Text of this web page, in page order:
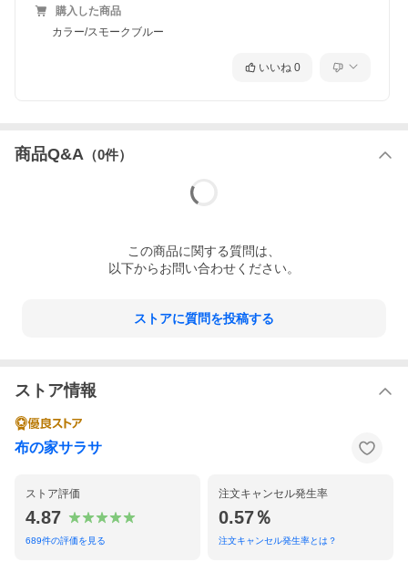
購入した商品
カラー/スモークブルー
いいね 0
商品Q&A （0件）
この商品に関する質問は、
以下からお問い合わせください。
ストアに質問を投稿する
ストア情報
布の家サラサ
ストア評価
4.87
689件の評価を見る
注文キャンセル発生率
0.57％
注文キャンセル発生率とは？